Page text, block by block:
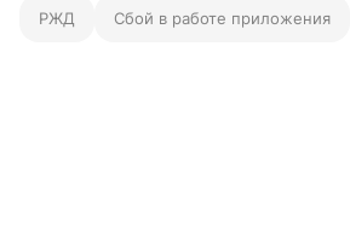
РЖД Сбой в работе приложения